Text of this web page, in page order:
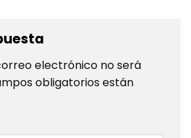
electrónico no será
obligatorios están